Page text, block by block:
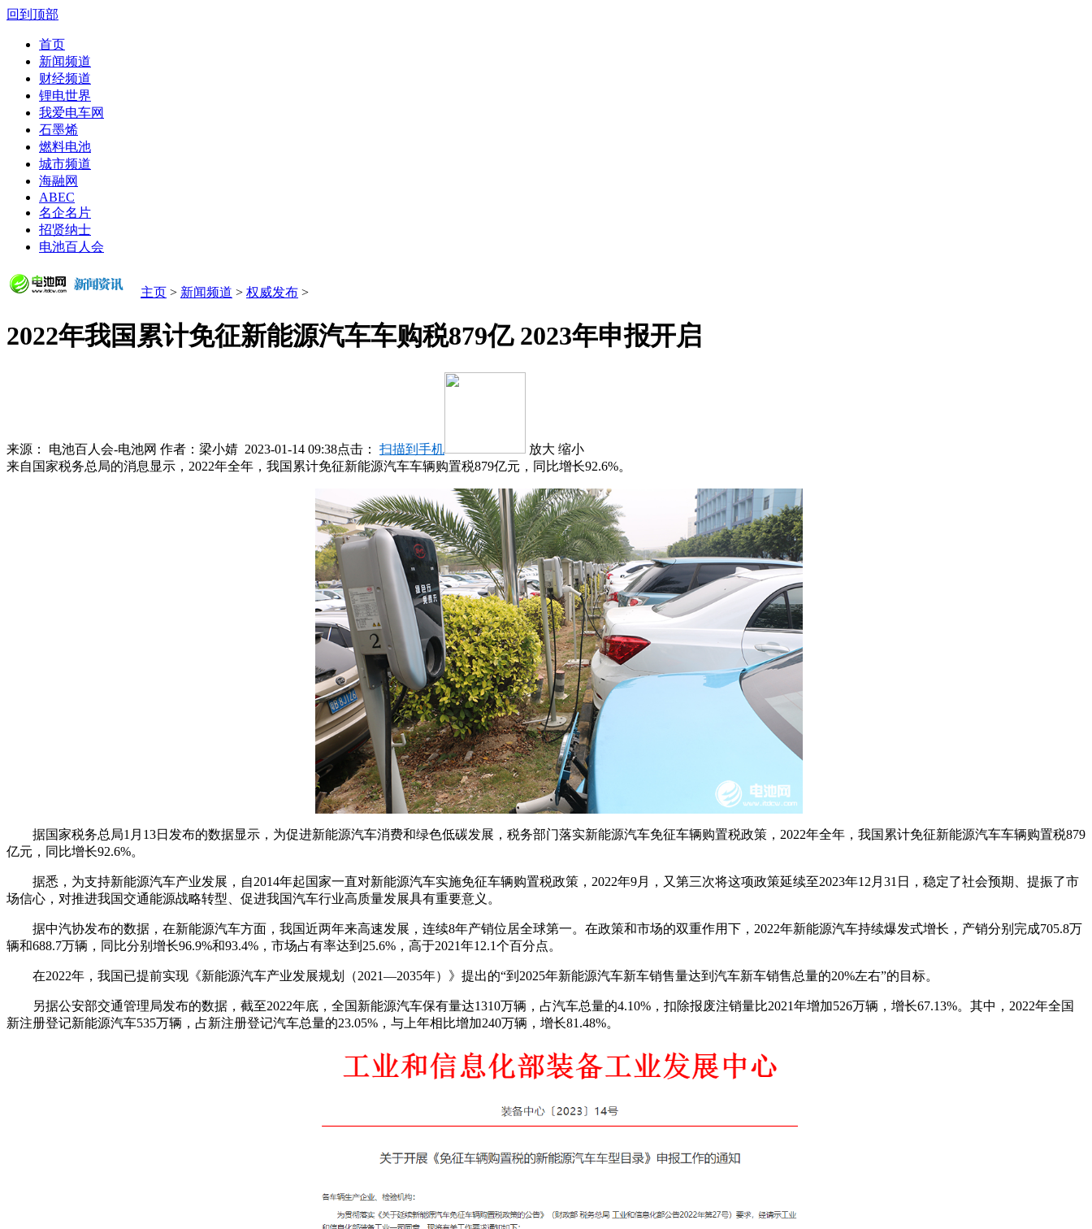
回到顶部
首页
新闻频道
财经频道
锂电世界
我爱电车网
石墨烯
燃料电池
城市频道
海融网
ABEC
名企名片
招贤纳士
电池百人会
主页 > 新闻频道 > 权威发布 >
2022年我国累计免征新能源汽车车购税879亿 2023年申报开启
来源： 电池百人会-电池网 作者： 梁小婧 2023-01-14 09:38点击： 扫描到手机 放大 缩小
来自国家税务总局的消息显示，2022年全年，我国累计免征新能源汽车车辆购置税879亿元，同比增长92.6%。
据国家税务总局1月13日发布的数据显示，为促进新能源汽车消费和绿色低碳发展，税务部门落实新能源汽车免征车辆购置税政策，2022年全年，我国累计免征新能源汽车车辆购置税879
亿元，同比增长92.6%。
据悉，为支持新能源汽车产业发展，自2014年起国家一直对新能源汽车实施免征车辆购置税政策，2022年9月，又第三次将这项政策延续至2023年12月31日，稳定了社会预期、提振了市
场信心，对推进我国交通能源战略转型、促进我国汽车行业高质量发展具有重要意义。
据中汽协发布的数据，在新能源汽车方面，我国近两年来高速发展，连续8年产销位居全球第一。在政策和市场的双重作用下，2022年新能源汽车持续爆发式增长，产销分别完成705.8万
辆和688.7万辆，同比分别增长96.9%和93.4%，市场占有率达到25.6%，高于2021年12.1个百分点。
在2022年，我国已提前实现《新能源汽车产业发展规划（2021—2035年）》提出的“到2025年新能源汽车新车销售量达到汽车新车销售总量的20%左右”的目标。
另据公安部交通管理局发布的数据，截至2022年底，全国新能源汽车保有量达1310万辆，占汽车总量的4.10%，扣除报废注销量比2021年增加526万辆，增长67.13%。其中，2022年全国
新注册登记新能源汽车535万辆，占新注册登记汽车总量的23.05%，与上年相比增加240万辆，增长81.48%。